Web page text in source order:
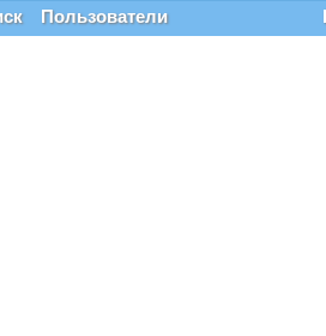
Пользователи